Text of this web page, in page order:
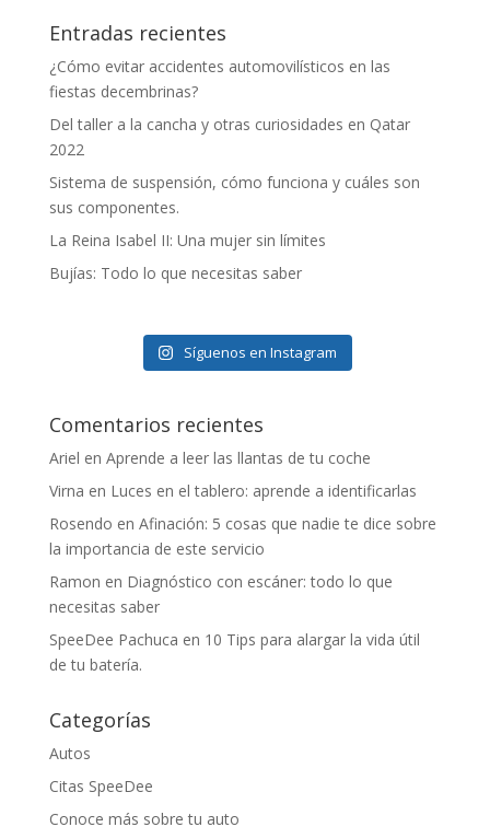
Entradas recientes
¿Cómo evitar accidentes automovilísticos en las
fiestas decembrinas?
Del taller a la cancha y otras curiosidades en Qatar
2022
Sistema de suspensión, cómo funciona y cuáles son
sus componentes.
La Reina Isabel II: Una mujer sin límites
Bujías: Todo lo que necesitas saber
Síguenos en Instagram
Comentarios recientes
Ariel en Aprende a leer las llantas de tu coche
Virna en Luces en el tablero: aprende a identificarlas
Rosendo en Afinación: 5 cosas que nadie te dice sobre
la importancia de este servicio
Ramon en Diagnóstico con escáner: todo lo que
necesitas saber
SpeeDee Pachuca en 10 Tips para alargar la vida útil
de tu batería.
Categorías
Autos
Citas SpeeDee
Conoce más sobre tu auto